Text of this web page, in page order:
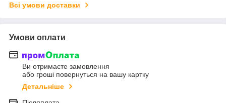
Всі умови доставки
Умови оплати
Ви отримаєте замовлення
або гроші повернуться на вашу картку
Детальніше